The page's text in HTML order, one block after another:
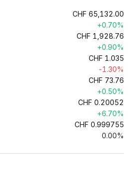
CHF 65,132.00
+0.70%
CHF 1,928.76
+0.90%
CHF 1.035
-1.30%
CHF 73.76
+0.50%
CHF 0.20052
+6.70%
CHF 0.999755
0.00%